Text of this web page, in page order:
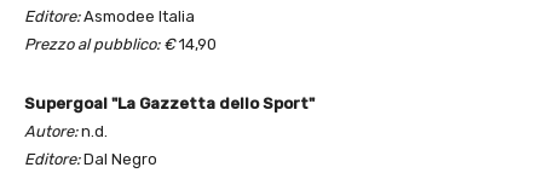
Editore:Asmodee Italia
Prezzo al pubblico: €14,90
Supergoal "La Gazzetta dello Sport"
Autore:n.d.
Editore:Dal Negro